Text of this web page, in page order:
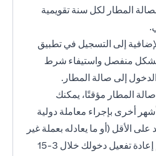
المطار لكل سنة تقويمية
إلى التسجيل في تطبيق
منفصل واستيفاء شرط
إلى صالة المطار.
المطار مؤقتًا، يمكنك
دخولك لمدة 3 أشهر أخرى بإجراء معاملة دولية
الأقل (أو ما يعادله بعملة غير
الدرهم الإماراتي). سيتم إعادة تفعيل دخولك خلال 3-15